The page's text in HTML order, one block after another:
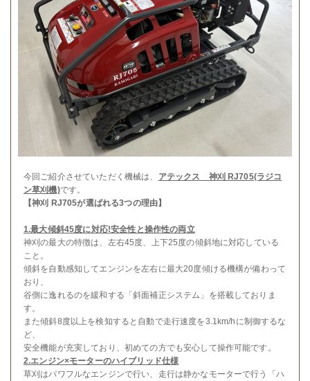
今回ご紹介させていただく機械は、
アテックス 神刈 RJ705(ラジコ
ン草刈機)です。
【神刈 RJ705が選ばれる3つの理由】
1.最大傾斜45度に対応!安全性と操作性の両立
神刈の最大の特徴は、左右45度、上下25度の傾斜地に対応している
こと。
傾斜を自動感知してエンジンを左右に最大20度傾ける機構が備わって
おり、
谷側に逸れるのを緩和する「斜面補正システム」を搭載しておりま
す。
また傾斜8度以上を検知すると自動で走行速度を3.1km/hに制御するな
ど、
安全機能が充実しており、初めての方でも安心して操作可能です。
2.エンジン×モーターのハイブリッド仕様
草刈はパワフルなエンジンで行い、走行は静かなモーターで行う「ハ